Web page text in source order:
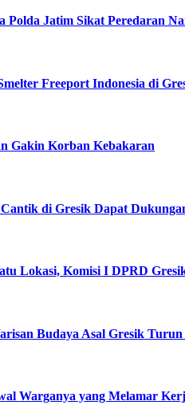
Polda Jatim Sikat Peredaran
Freeport Indonesia di
Gakin Korban Kebakaran
di Gresik Dapat
Lokasi, Komisi I DPRD
Budaya Asal Gresik
Warganya yang Melamar